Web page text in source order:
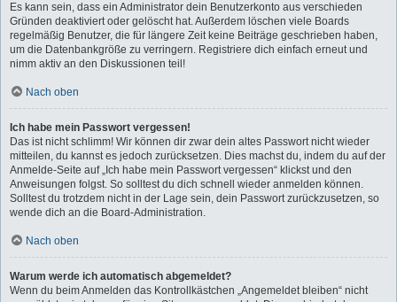
Es kann sein, dass ein Administrator dein Benutzerkonto aus verschieden
Gründen deaktiviert oder gelöscht hat. Außerdem löschen viele Boards
regelmäßig Benutzer, die für längere Zeit keine Beiträge geschrieben haben,
um die Datenbankgröße zu verringern. Registriere dich einfach erneut und
nimm aktiv an den Diskussionen teil!
Nach oben
Ich habe mein Passwort vergessen!
Das ist nicht schlimm! Wir können dir zwar dein altes Passwort nicht wieder
mitteilen, du kannst es jedoch zurücksetzen. Dies machst du, indem du auf der
Anmelde-Seite auf „Ich habe mein Passwort vergessen“ klickst und den
Anweisungen folgst. So solltest du dich schnell wieder anmelden können.
Solltest du trotzdem nicht in der Lage sein, dein Passwort zurückzusetzen, so
wende dich an die Board-Administration.
Nach oben
Warum werde ich automatisch abgemeldet?
Wenn du beim Anmelden das Kontrollkästchen „Angemeldet bleiben“ nicht